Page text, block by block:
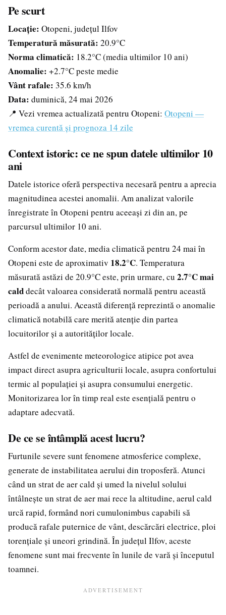
Pe scurt
Locație: Otopeni, județul Ilfov
Temperatură măsurată: 20.9°C
Norma climatică: 18.2°C (media ultimilor 10 ani)
Anomalie: +2.7°C peste medie
Vânt rafale: 35.6 km/h
Data: duminică, 24 mai 2026
📍 Vezi vremea actualizată pentru Otopeni: Otopeni —
vremea curentă și prognoza 14 zile
Context istoric: ce ne spun datele ultimilor 10
ani
Datele istorice oferă perspectiva necesară pentru a aprecia
magnitudinea acestei anomalii. Am analizat valorile
înregistrate în Otopeni pentru aceeași zi din an, pe
parcursul ultimilor 10 ani.
Conform acestor date, media climatică pentru 24 mai în
Otopeni este de aproximativ 18.2°C. Temperatura
măsurată astăzi de 20.9°C este, prin urmare, cu 2.7°C mai
calddecât valoarea considerată normală pentru această
perioadă a anului. Această diferență reprezintă o anomalie
climatică notabilă care merită atenție din partea
locuitorilor și a autorităților locale.
Astfel de evenimente meteorologice atipice pot avea
impact direct asupra agriculturii locale, asupra confortului
termic al populației și asupra consumului energetic.
Monitorizarea lor în timp real este esențială pentru o
adaptare adecvată.
De ce se întâmplă acest lucru?
Furtunile severe sunt fenomene atmosferice complexe,
generate de instabilitatea aerului din troposferă. Atunci
când un strat de aer cald și umed la nivelul solului
întâlnește un strat de aer mai rece la altitudine, aerul cald
urcă rapid, formând nori cumulonimbus capabili să
producă rafale puternice de vânt, descărcări electrice, ploi
torențiale și uneori grindină. În județul Ilfov, aceste
fenomene sunt mai frecvente în lunile de vară și începutul
toamnei.